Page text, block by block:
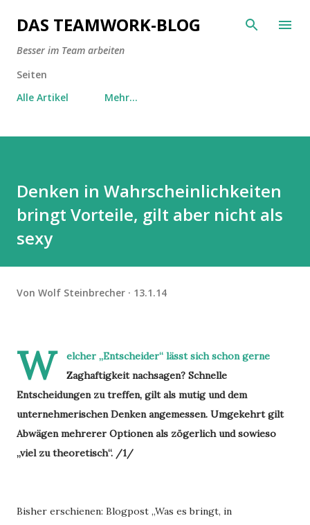
Direkt zum Hauptbereich
DAS TEAMWORK-BLOG
Besser im Team arbeiten
Seiten
Alle Artikel
Mehr…
Denken in Wahrscheinlichkeiten
bringt Vorteile, gilt aber nicht als
sexy
Von Wolf Steinbrecher 13.1.14
W
elcher „Entscheider“ lässt sich schon gerne
Zaghaftigkeit nachsagen? Schnelle
Entscheidungen zu treffen, gilt als mutig und dem
unternehmerischen Denken angemessen. Umgekehrt gilt
Abwägen mehrerer Optionen als zögerlich und sowieso
„viel zu theoretisch“. /1/
Bisher erschienen: Blogpost „Was es bringt, in